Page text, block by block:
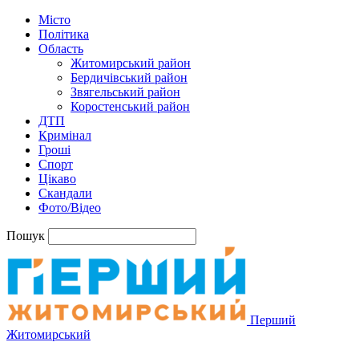
Місто
Політика
Область
Житомирський район
Бердичівський район
Звягельський район
Коростенський район
ДТП
Кримінал
Гроші
Спорт
Цікаво
Скандали
Фото/Відео
Пошук
Перший
Житомирський